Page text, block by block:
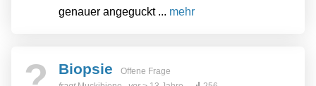
genauer angeguckt ... mehr
Biopsie
Offene Frage